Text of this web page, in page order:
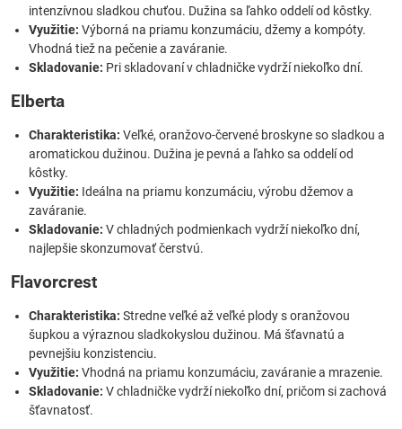
intenzívnou sladkou chuťou. Dužina sa ľahko oddelí od kôstky.
Využitie: Výborná na priamu konzumáciu, džemy a kompóty.
Vhodná tiež na pečenie a zaváranie.
Skladovanie: Pri skladovaní v chladničke vydrží niekoľko dní.
Elberta
Charakteristika: Veľké, oranžovo-červené broskyne so sladkou a
aromatickou dužinou. Dužina je pevná a ľahko sa oddelí od
kôstky.
Využitie: Ideálna na priamu konzumáciu, výrobu džemov a
zaváranie.
Skladovanie: V chladných podmienkach vydrží niekoľko dní,
najlepšie skonzumovať čerstvú.
Flavorcrest
Charakteristika: Stredne veľké až veľké plody s oranžovou
šupkou a výraznou sladkokyslou dužinou. Má šťavnatú a
pevnejšiu konzistenciu.
Využitie: Vhodná na priamu konzumáciu, zaváranie a mrazenie.
Skladovanie: V chladničke vydrží niekoľko dní, pričom si zachová
šťavnatosť.